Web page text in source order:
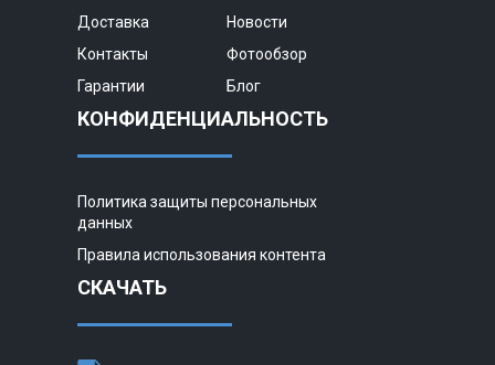
Доставка
Новости
Контакты
Фотообзор
Гарантии
Блог
КОНФИДЕНЦИАЛЬНОСТЬ
Политика защиты персональных
данных
Правила использования контента
СКАЧАТЬ